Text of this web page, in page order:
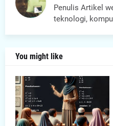
Penulis Artikel
teknologi,
You might like